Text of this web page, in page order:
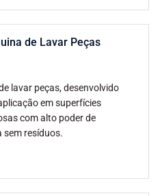
de Lavar Peças
lavar peças, desenvolvido
em superfícies
com alto poder de
sem resíduos.